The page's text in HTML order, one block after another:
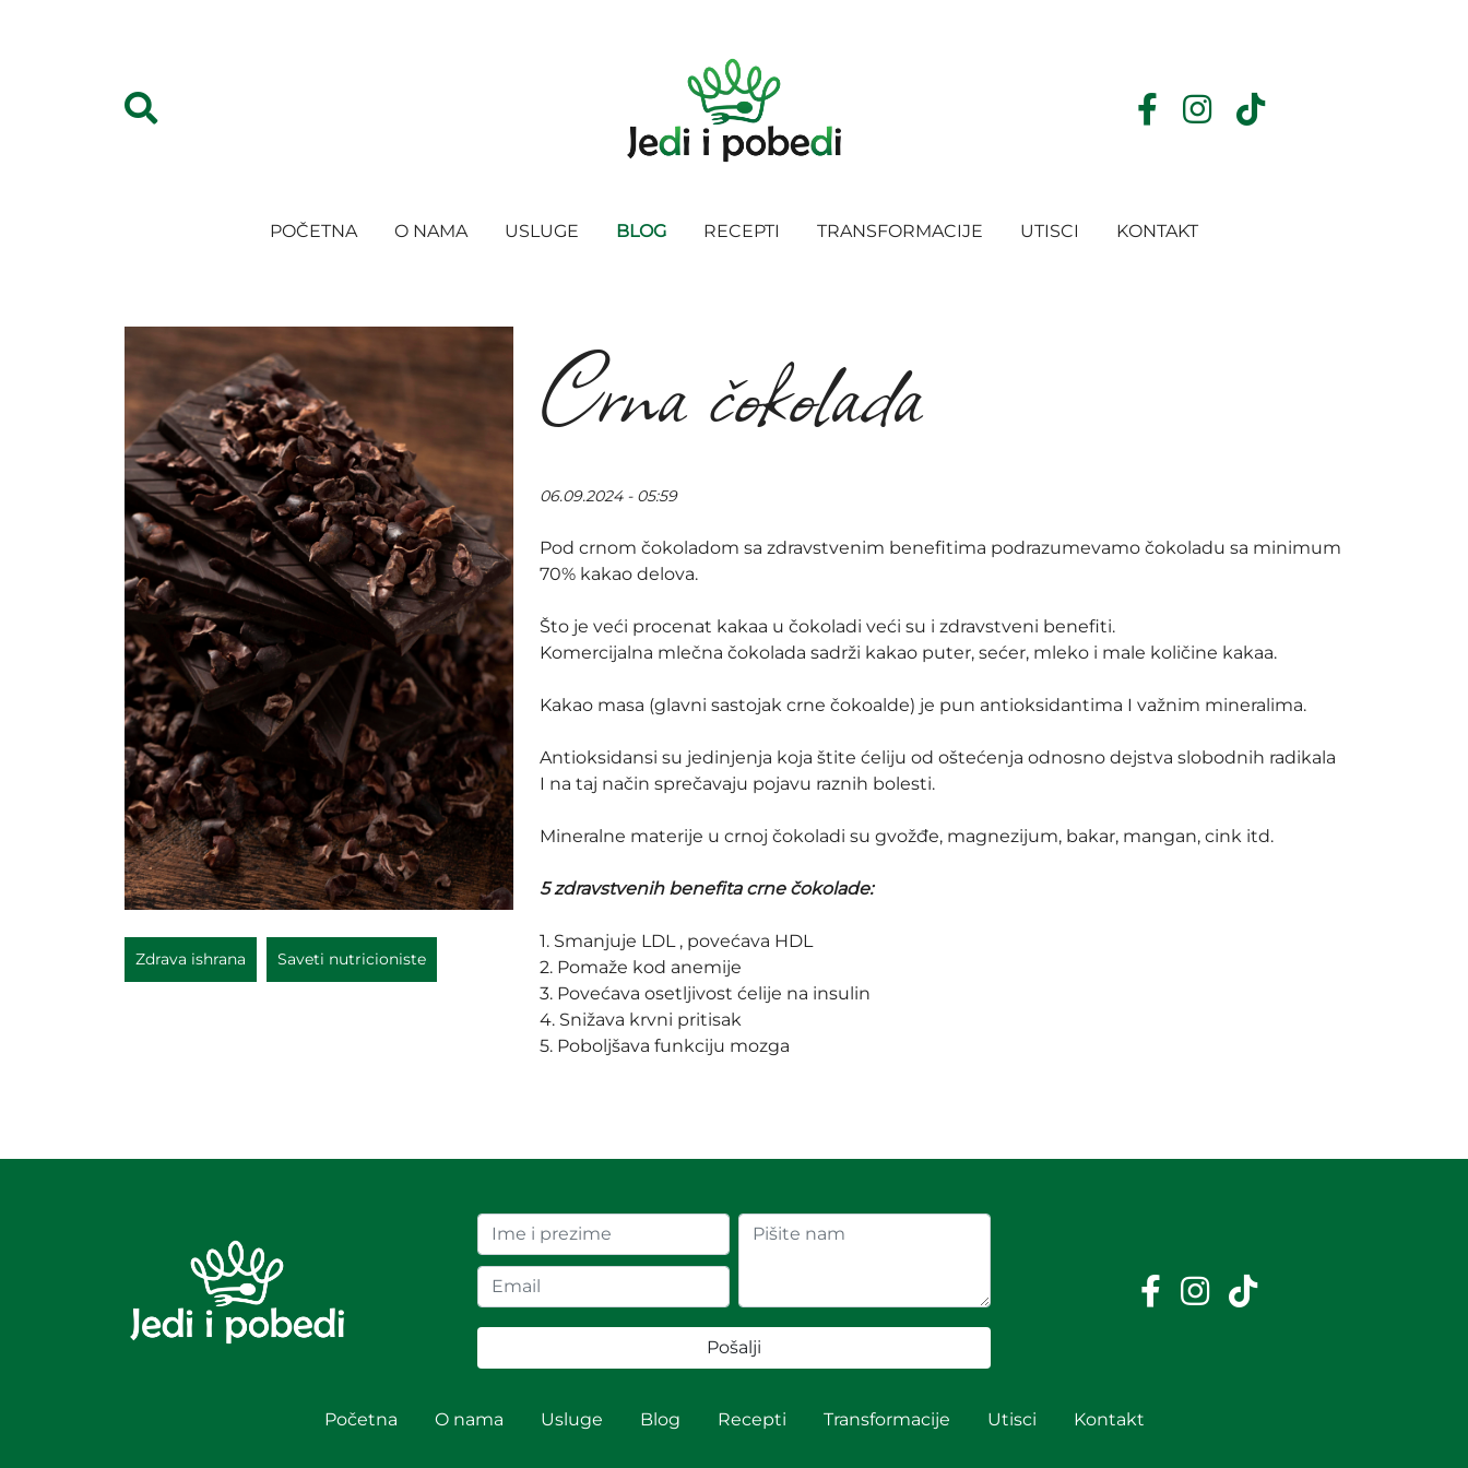
POČETNA O NAMA USLUGE BLOG RECEPTI TRANSFORMACIJE UTISCI KONTAKT
Zdrava ishrana Saveti nutricioniste
Crna čokolada
06.09.2024 - 05:59
Pod crnom čokoladom sa zdravstvenim benefitima podrazumevamo čokoladu sa minimum
70% kakao delova.
Što je veći procenat kakaa u čokoladi veći su i zdravstveni benefiti.
Komercijalna mlečna čokolada sadrži kakao puter, sećer, mleko i male količine kakaa.
Kakao masa (glavni sastojak crne čokoalde) je pun antioksidantima I važnim mineralima.
Antioksidansi su jedinjenja koja štite ćeliju od oštećenja odnosno dejstva slobodnih radikala
I na taj način sprečavaju pojavu raznih bolesti.
Mineralne materije u crnoj čokoladi su gvožđe, magnezijum, bakar, mangan, cink itd.
5 zdravstvenih benefita crne čokolade:
1. Smanjuje LDL , povećava HDL
2. Pomaže kod anemije
3. Povećava osetljivost ćelije na insulin
4. Snižava krvni pritisak
5. Poboljšava funkciju mozga
Pošalji
Početna O nama Usluge Blog Recepti Transformacije Utisci Kontakt